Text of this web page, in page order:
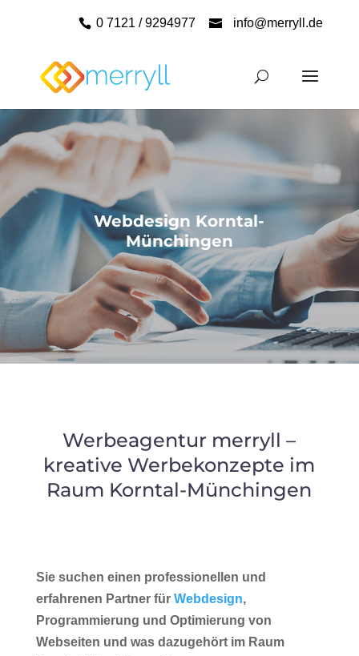
0 7121 / 9294977 info@merryll.de
Webdesign Korntal-
Münchingen
Werbeagentur merryll –
kreative Werbekonzepte im
Raum Korntal-Münchingen
Sie suchen einen professionellen und
erfahrenen Partner für Webdesign,
Programmierung und Optimierung von
Webseiten und was dazugehört im Raum